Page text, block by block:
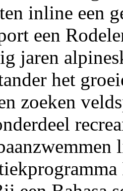
inline een
een
jaren
het
zoeken